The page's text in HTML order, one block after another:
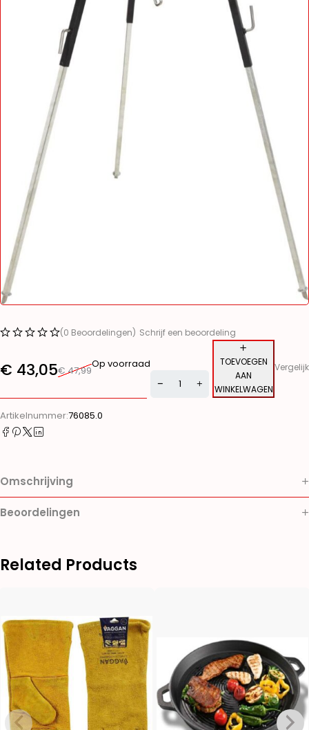
(0 Beoordelingen) Schrijf een beoordeling
€47,99
€ 43,05 Op voorraad
TOEVOEGEN
AAN
WINKELWAGEN
Vergelijk
Artikelnummer:76085.0
Omschrijving
Beoordelingen
Related Products